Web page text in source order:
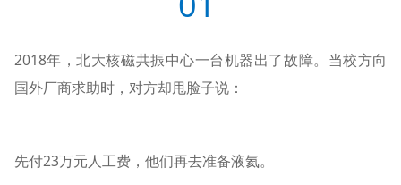
2018年，北大核磁共振中心一台机器出了故障。当校方向
国外厂商求助时，对方却甩脸子说：
先付23万元人工费，他们再去准备液氦。